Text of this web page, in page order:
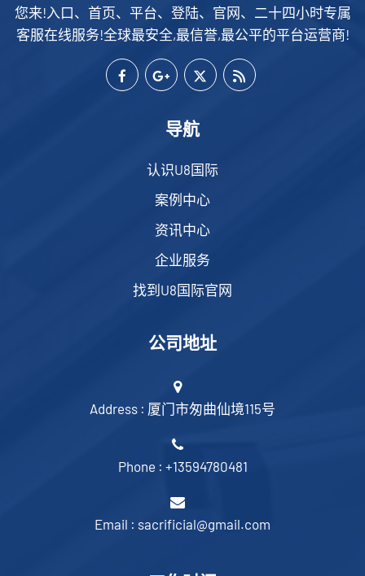
您来!入口、首页、平台、登陆、官网、二十四小时专属
客服在线服务!全球最安全,最信誉,最公平的平台运营商!
导航
认识U8国际
案例中心
资讯中心
企业服务
找到U8国际官网
公司地址
Address : 厦门市匆曲仙境115号
Phone : +13594780481
Email : sacrificial@gmail.com